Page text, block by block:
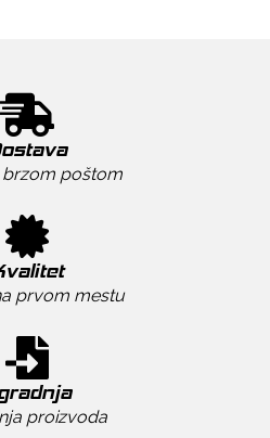
brzom poštom
prvom mestu
proizvoda